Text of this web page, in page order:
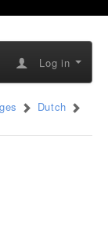
Log in
Dutch